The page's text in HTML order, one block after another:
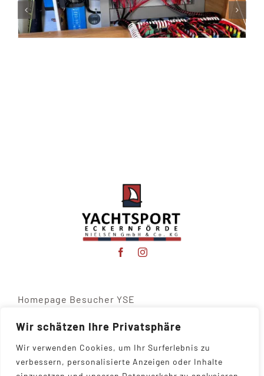
Wir schätzen Ihre Privatsphäre
Wir verwenden Cookies, um Ihr Surferlebnis zu
verbessern, personalisierte Anzeigen oder Inhalte
Homepage Besucher YSE